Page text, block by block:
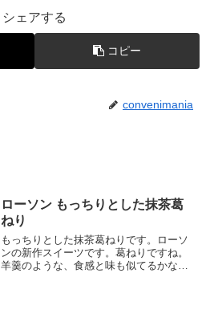
シェアする
コピー
convenimania
ローソン もっちりとした抹茶葛
ねり
もっちりとした抹茶葛ねりです。ローソ
ンの新作スイーツです。葛ねりですね。
羊羹のような、食感と味も似てるかな。